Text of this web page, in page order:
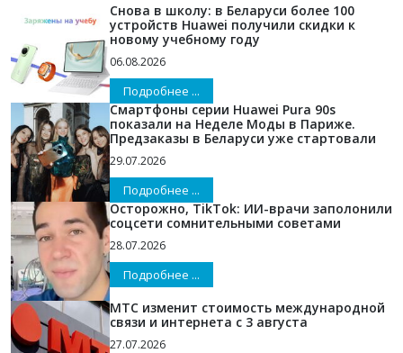
Снова в школу: в Беларуси более 100
устройств Huawei получили скидки к
новому учебному году
06.08.2026
Подробнее ...
Смартфоны серии Huawei Pura 90s
показали на Неделе Моды в Париже.
Предзаказы в Беларуси уже стартовали
29.07.2026
Подробнее ...
Осторожно, TikTok: ИИ-врачи заполонили
соцсети сомнительными советами
28.07.2026
Подробнее ...
МТС изменит стоимость международной
связи и интернета с 3 августа
27.07.2026